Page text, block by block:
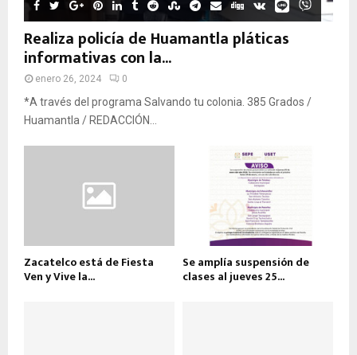
Realiza policía de Huamantla pláticas
informativas con la...
enero 26, 2024 0
*A través del programa Salvando tu colonia. 385 Grados /
Huamantla / REDACCIÓN...
Zacatelco está de Fiesta
Ven y Vive la...
Se amplía suspensión de
clases al jueves 25...